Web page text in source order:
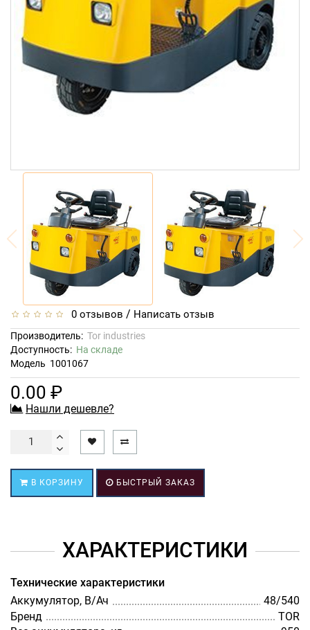
0 отзывов / Написать отзыв
Производитель: Tor industries
Доступность: На складе
Модель 1001067
0.00 ₽
Нашли дешевле?
В КОРЗИНУ БЫСТРЫЙ ЗАКАЗ
ХАРАКТЕРИСТИКИ
Технические характеристики
Аккумулятор, В/Ач
48/540
Бренд
TOR